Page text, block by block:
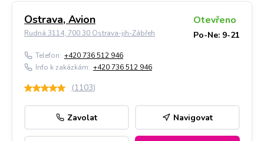
Ostrava, Avion
Rudná 3114, 700 30 Ostrava-jih-Zábřeh
Otevřeno
Po-Ne: 9-21
Telefon: +420 736 512 946
Info k zakázkám: +420 736 512 946
(1103)
Zavolat Navigovat